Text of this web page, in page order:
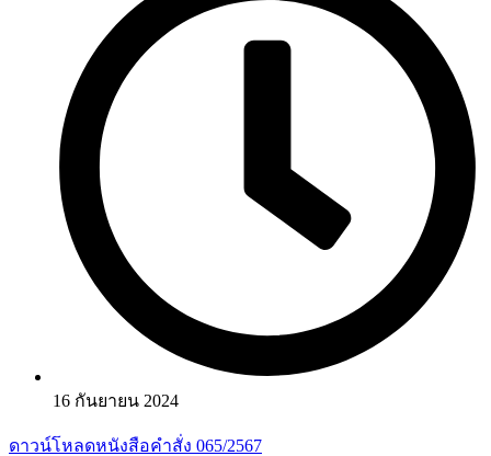
16 กันยายน 2024
ดาวน์โหลดหนังสือคำสั่ง 065/2567